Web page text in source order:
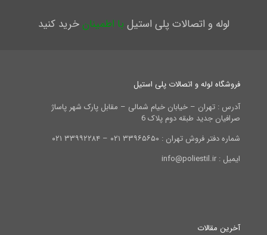
لوله و اتصالات پلی استیل با اطمینانخرید کنید
فروشگاه لوله و اتصالات پلی استیل
آدرس : تهران – خیابان خیام شمالی – مقابل پارک شهر پاساژ
صرافیان جدید طبقه دوم پلاک 6
شماره دفتر فروش تهران : ۳۳۹۶۵۶۵۰ ۰۲۱ – ۳۳۹۹۲۲۸۴ ۰۲۱
ایمیل : info@poliestil.ir
آخرین مقالات